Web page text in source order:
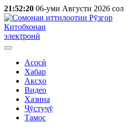
21:52:20 06-уми Августи 2026 сол
Китобхонаи
электронӣ
Асосӣ
Хабар
Аксҳо
Видео
Хазина
Ҷӯстуҷӯ
Тамос